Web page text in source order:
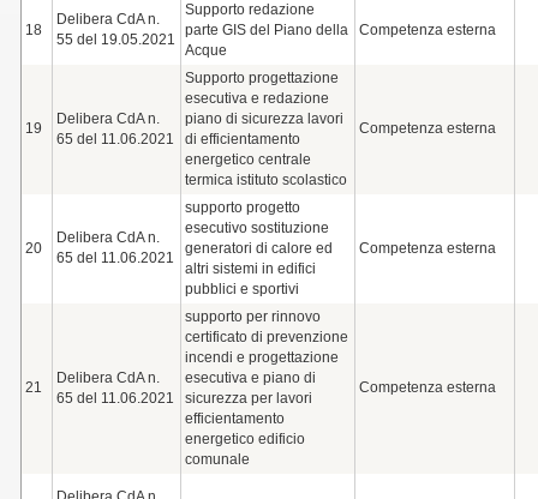
18
Delibera CdA n.
55 del 19.05.2021
Supporto redazione
parte GIS del Piano della
Acque
Competenza esterna
19
Delibera CdA n.
65 del 11.06.2021
Supporto progettazione
esecutiva e redazione
piano di sicurezza lavori
di efficientamento
energetico centrale
termica istituto scolastico
Competenza esterna
20
Delibera CdA n.
65 del 11.06.2021
supporto progetto
esecutivo sostituzione
generatori di calore ed
altri sistemi in edifici
pubblici e sportivi
Competenza esterna
21
Delibera CdA n.
65 del 11.06.2021
supporto per rinnovo
certificato di prevenzione
incendi e progettazione
esecutiva e piano di
sicurezza per lavori
efficientamento
energetico edificio
comunale
Competenza esterna